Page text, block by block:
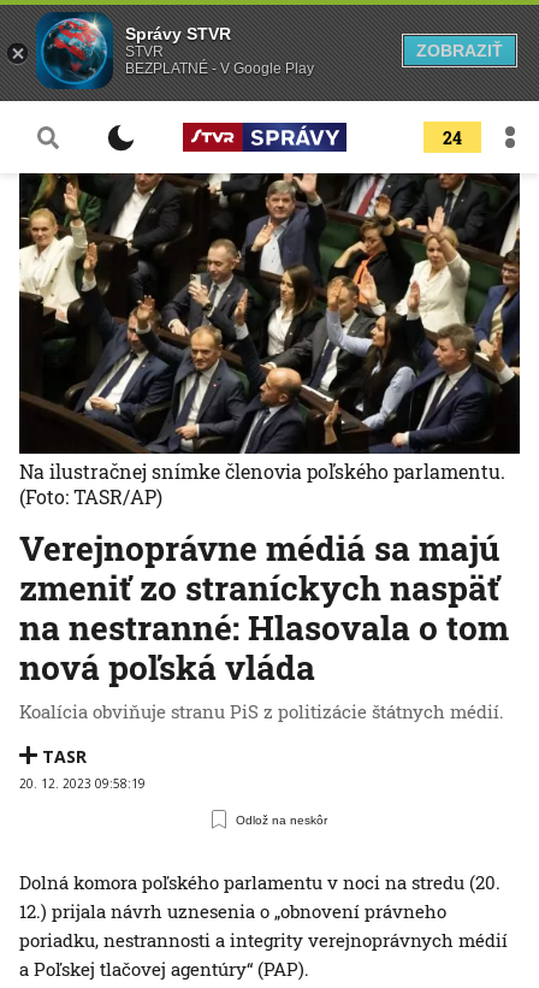
24
Verejnoprávne médiá sa majú
zmeniť zo straníckych naspäť
na nestranné: Hlasovala o tom
nová poľská vláda
Koalícia obviňuje stranu PiS z politizácie štátnych médií.
TASR
20. 12. 2023 09:58:19
Odlož na neskôr
Na ilustračnej snímke členovia poľského parlamentu.
(Foto: TASR/AP)
Dolná komora poľského parlamentu v noci na stredu (20.
12.) prijala návrh uznesenia o „obnovení právneho
poriadku, nestrannosti a integrity verejnoprávnych médií
a Poľskej tlačovej agentúry“ (PAP).
Správy STVR
STVR
BEZPLATNÉ - V Google Play
ZOBRAZIŤ